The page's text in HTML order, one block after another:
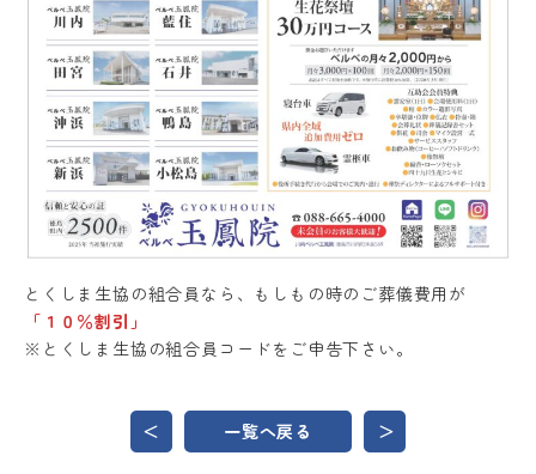
とくしま生協の組合員なら、もしもの時のご葬儀費用が
「１０％割引」
※とくしま生協の組合員コードをご申告下さい。
＜ 一覧へ戻る ＞